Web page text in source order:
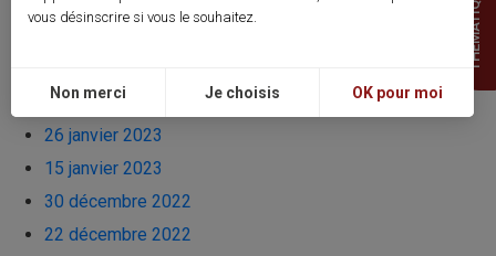
8 avril 2023
26 janvier 2023
15 janvier 2023
30 décembre 2022
22 décembre 2022
THEMATIQUES
vous désinscrire si vous le souhaitez.
Non merci Je choisis OK pour moi